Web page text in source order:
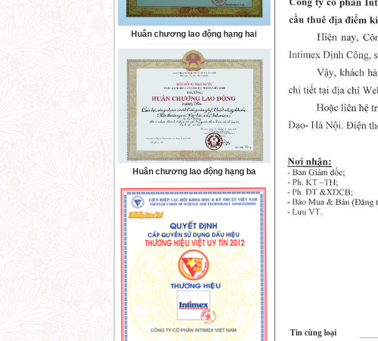
Huân chương lao động hạng hai
Huân chương lao động hạng ba
Tin cùng loại